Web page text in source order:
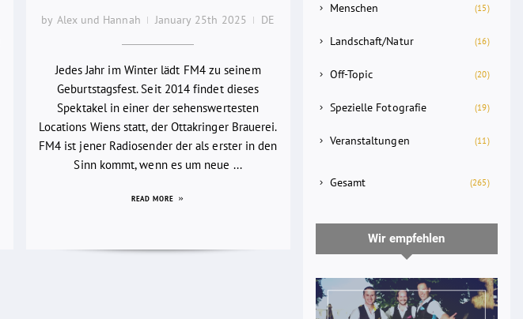
by Alex und Hannah January 25th 2025 DE
Jedes Jahr im Winter lädt FM4 zu seinem
Geburtstagsfest. Seit 2014 findet dieses
Spektakel in einer der sehenswertesten
Locations Wiens statt, der Ottakringer Brauerei.
FM4 ist jener Radiosender der als erster in den
Sinn kommt, wenn es um neue ...
READ MORE
Menschen (15)
Landschaft/Natur (16)
Off-Topic (20)
Spezielle Fotografie (19)
Veranstaltungen (11)
Gesamt (265)
Wir empfehlen